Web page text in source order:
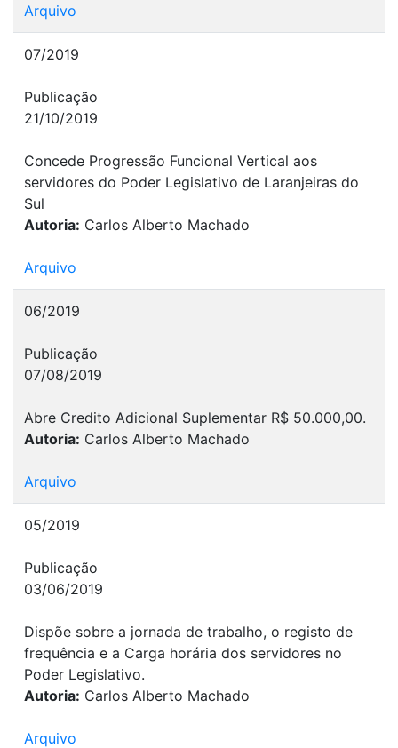
Arquivo
07/2019
Publicação
21/10/2019
Concede Progressão Funcional Vertical aos
servidores do Poder Legislativo de Laranjeiras do
Sul
Autoria: Carlos Alberto Machado
Arquivo
06/2019
Publicação
07/08/2019
Abre Credito Adicional Suplementar R$ 50.000,00.
Autoria: Carlos Alberto Machado
Arquivo
05/2019
Publicação
03/06/2019
Dispõe sobre a jornada de trabalho, o registo de
frequência e a Carga horária dos servidores no
Poder Legislativo.
Autoria: Carlos Alberto Machado
Arquivo